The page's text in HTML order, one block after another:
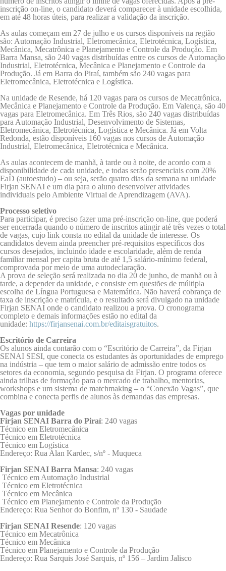
inscrição on-line, o candidato deverá comparecer à unidade escolhida,
em até 48 horas úteis, para realizar a validação da inscrição.
As aulas começam em 27 de julho e os cursos disponíveis na região
são: Automação Industrial, Eletromecânica, Eletrotécnica, Logística,
Mecânica, Mecatrônica e Planejamento e Controle da Produção. Em
Barra Mansa, são 240 vagas distribuídas entre os cursos de Automação
Industrial, Eletrotécnica, Mecânica e Planejamento e Controle da
Produção. Já em Barra do Piraí, também são 240 vagas para
Eletromecânica, Eletrotécnica e Logística.
Na unidade de Resende, há 120 vagas para os cursos de Mecatrônica,
Mecânica e Planejamento e Controle da Produção. Em Valença, são 40
vagas para Eletromecânica. Em Três Rios, são 240 vagas distribuídas
para Automação Industrial, Desenvolvimento de Sistemas,
Eletromecânica, Eletrotécnica, Logística e Mecânica. Já em Volta
Redonda, estão disponíveis 160 vagas nos cursos de Automação
Industrial, Eletromecânica, Eletrotécnica e Mecânica.
As aulas acontecem de manhã, à tarde ou à noite, de acordo com a
disponibilidade de cada unidade, e todas serão presenciais com 20%
EaD (autoestudo) – ou seja, serão quatro dias da semana na unidade
Firjan SENAI e um dia para o aluno desenvolver atividades
individuais pelo Ambiente Virtual de Aprendizagem (AVA).
Processo seletivo
Para participar, é preciso fazer uma pré-inscrição on-line, que poderá
ser encerrada quando o número de inscritos atingir até três vezes o total
de vagas, cujo link consta no edital da unidade de interesse. Os
candidatos devem ainda preencher pré-requisitos específicos dos
cursos desejados, incluindo idade e escolaridade, além de renda
familiar mensal per capita bruta de até 1,5 salário-mínimo federal,
comprovada por meio de uma autodeclaração.
A prova de seleção será realizada no dia 20 de junho, de manhã ou à
tarde, a depender da unidade, e consiste em questões de múltipla
escolha de Língua Portuguesa e Matemática. Não haverá cobrança de
taxa de inscrição e matrícula, e o resultado será divulgado na unidade
Firjan SENAI onde o candidato realizou a prova. O cronograma
completo e demais informações estão no edital da
unidade: https://firjansenai.com.br/editaisgratuitos.
Escritório de Carreira
Os alunos ainda contarão com o “Escritório de Carreira”, da Firjan
SENAI SESI, que conecta os estudantes às oportunidades de emprego
na indústria – que tem o maior salário de admissão entre todos os
setores da economia, segundo pesquisa da Firjan. O programa oferece
ainda trilhas de formação para o mercado de trabalho, mentorias,
workshops e um sistema de matchmaking – o “Conexão Vagas”, que
combina e conecta perfis de alunos às demandas das empresas.
Vagas por unidade
Firjan SENAI Barra do Piraí: 240 vagas
Técnico em Eletromecânica
Técnico em Eletrotécnica
Técnico em Logística
Endereço: Rua Alan Kardec, s/nº - Muqueca
Firjan SENAI Barra Mansa: 240 vagas
Técnico em Automação Industrial
Técnico em Eletrotécnica
Técnico em Mecânica
Técnico em Planejamento e Controle da Produção
Endereço: Rua Senhor do Bonfim, nº 130 - Saudade
Firjan SENAI Resende: 120 vagas
Técnico em Mecatrônica
Técnico em Mecânica
Técnico em Planejamento e Controle da Produção
Endereço: Rua Sarquis José Sarquis, nº 156 – Jardim Jalisco